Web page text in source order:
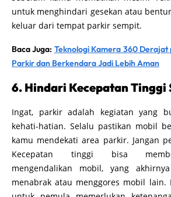
untuk menghindari gesekan atau
keluar dari tempat parkir sempit.
Baca Juga: Teknologi Kamera 360 Derajat
Parkir dan Berkendara Jadi Lebih Aman
6. Hindari Kecepatan Tinggi
Ingat, parkir adalah kegiatan yang
kehati-hatian. Selalu pastikan mobil
kamu mendekati area parkir. Jangan
Kecepatan tinggi bisa
mengendalikan mobil, yang
menabrak atau menggores mobil